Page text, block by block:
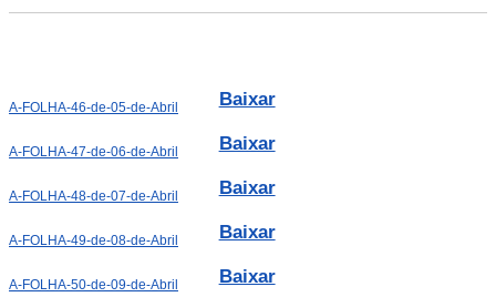
A-FOLHA-46-de-05-de-Abril Baixar
A-FOLHA-47-de-06-de-Abril Baixar
A-FOLHA-48-de-07-de-Abril Baixar
A-FOLHA-49-de-08-de-Abril Baixar
A-FOLHA-50-de-09-de-Abril Baixar